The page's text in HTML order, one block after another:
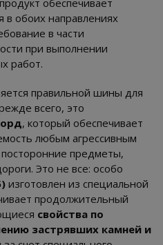
обеспечивает
обоих направлениях
в части
при выполнении
работ.
правильной шины для
всего, это
, который обеспечивает
любым агрессивным
предметы,
Это не все: особо
изготовлен из специальной
продолжительный
свойства по
застрявших камней и